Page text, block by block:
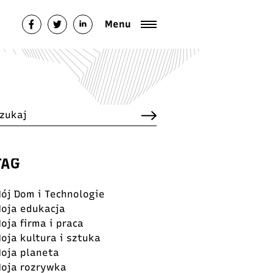
public_html/wp-
Menu
Dom i Technologie
edukacja
firma i praca
kultura i sztuka
planeta
rozrywka